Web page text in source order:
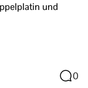
und
0